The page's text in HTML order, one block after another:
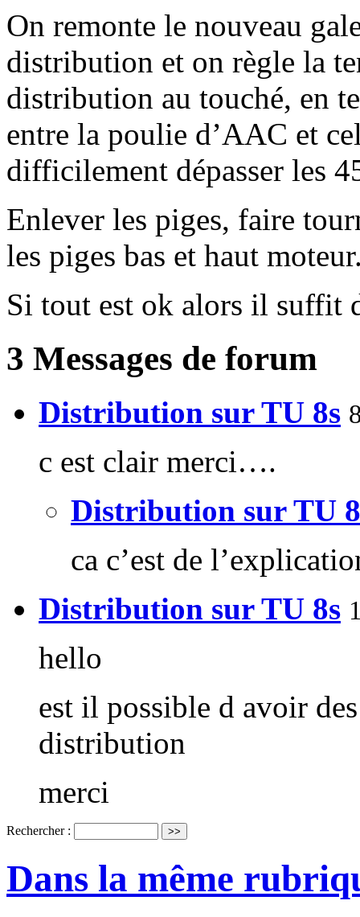
On remonte le nouveau
distribution et on règle la
distribution au touché, en
entre la poulie d’AAC et
difficilement dépasser les
Enlever les piges, faire
les piges bas et haut
Si tout est ok alors il suffit
3 Messages de forum
Distribution sur TU 8s
c est clair merci….
Distribution sur TU
ca c’est de
Distribution sur TU 8s
hello
est il possible d avoir
distribution
merci
Rechercher :
Dans la même